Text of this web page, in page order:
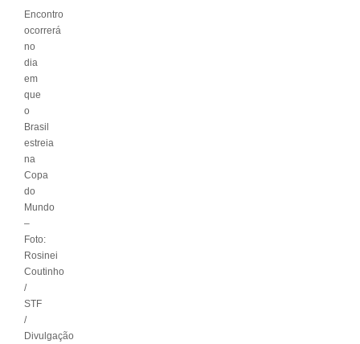
Encontro
ocorrerá
no
dia
em
que
o
Brasil
estreia
na
Copa
do
Mundo
–
Foto:
Rosinei
Coutinho
/
STF
/
Divulgação